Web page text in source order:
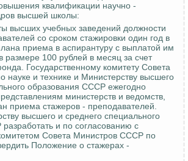
квалификации научно -
высшей школы:
высших учебных заведений должности
со сроком стажировки один год в
приема в аспирантуру с выплатой им
размере 100 рублей в месяц за счет
Государственному комитету Совета
и технике и Министерству высшего
образования СССР ежегодно
министерств и ведомств,
приема стажеров - преподавателей.
высшего и среднего специального
и по согласованию с
Совета Министров СССР по
Положение о стажерах -